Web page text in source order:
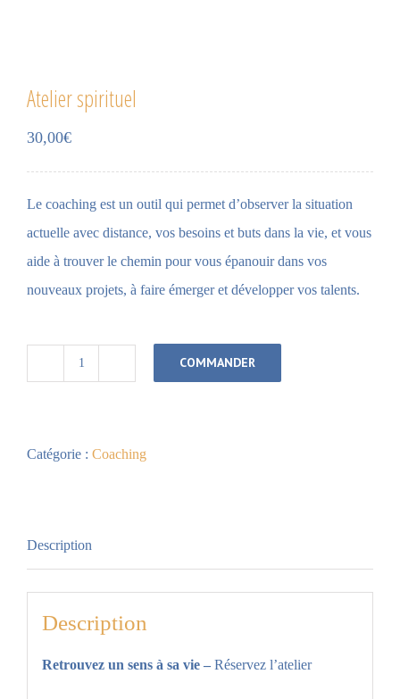
Atelier spirituel
30,00€
Le coaching est un outil qui permet d’observer la situation
actuelle avec distance, vos besoins et buts dans la vie, et vous
aide à trouver le chemin pour vous épanouir dans vos
nouveaux projets, à faire émerger et développer vos talents.
spirituel
COMMANDER
Catégorie : Coaching
Description
Description
Retrouvez un sens à sa vie – Réservez l’atelier